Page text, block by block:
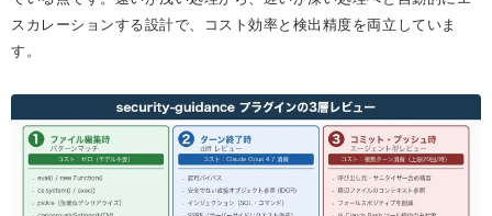
スカレーションする設計で、コスト効率と検出精度を両立していま
す。